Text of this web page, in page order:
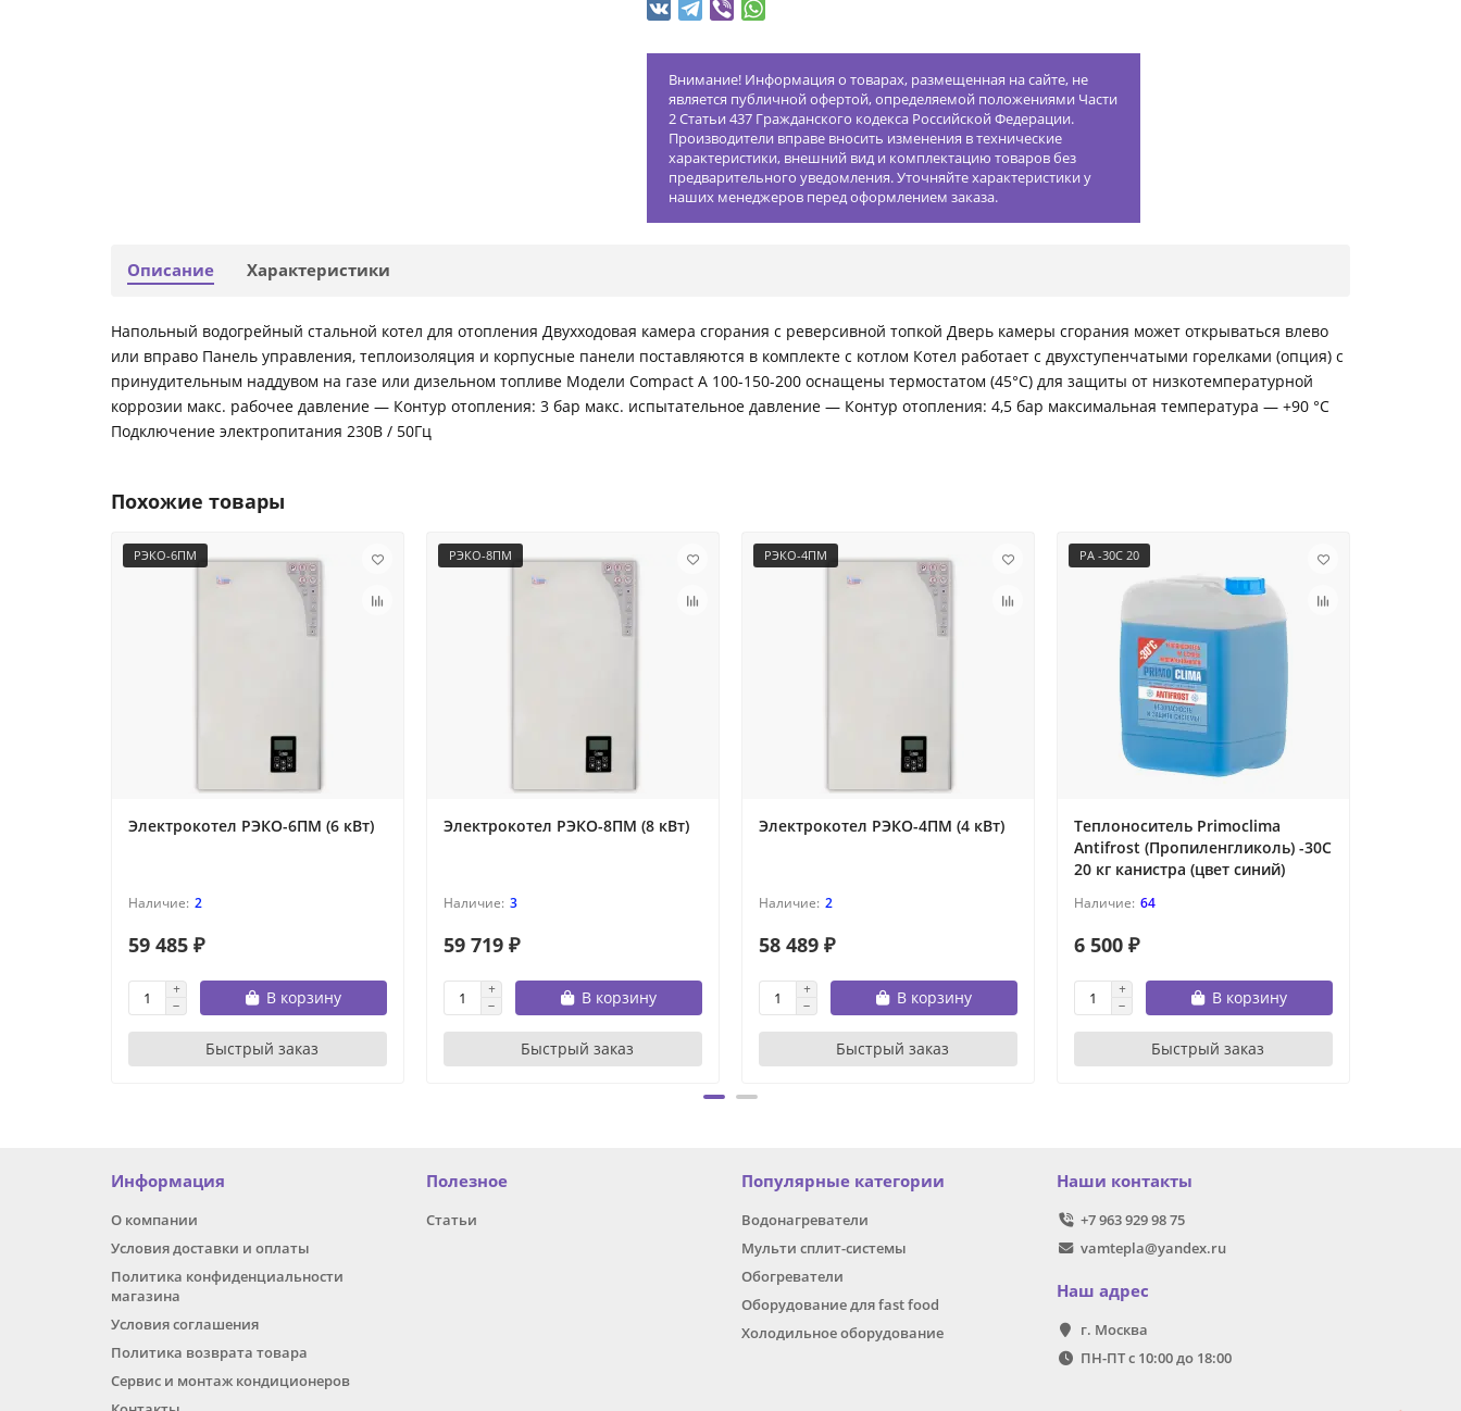
Внимание! Информация о товарах, размещенная на сайте, не
является публичной офертой, определяемой положениями Части
2 Статьи 437 Гражданского кодекса Российской Федерации.
Производители вправе вносить изменения в технические
характеристики, внешний вид и комплектацию товаров без
предварительного уведомления. Уточняйте характеристики у
наших менеджеров перед оформлением заказа.
Описание Характеристики
Напольный водогрейный стальной котел для отопления Двухходовая камера сгорания с реверсивной топкой Дверь камеры сгорания может открываться влево
или вправо Панель управления, теплоизоляция и корпусные панели поставляются в комплекте с котлом Котел работает c двухступенчатыми горелками (опция) с
принудительным наддувом на газе или дизельном топливе Модели Compact A 100-150-200 оснащены термостатом (45°С) для защиты от низкотемпературной
коррозии макс. рабочее давление — Контур отопления: 3 бар макс. испытательное давление — Контур отопления: 4,5 бар максимальная температура — +90 °C
Подключение электропитания 230В / 50Гц
Похожие товары
РЭКО-6ПМ
Электрокотел РЭКО-6ПМ (6 кВт)
2
59 485 ₽
В корзину
Быстрый заказ
РЭКО-8ПМ
Электрокотел РЭКО-8ПМ (8 кВт)
3
59 719 ₽
В корзину
Быстрый заказ
РЭКО-4ПМ
Электрокотел РЭКО-4ПМ (4 кВт)
2
58 489 ₽
В корзину
Быстрый заказ
PA -30C 20
Теплоноситель Primoclima
Antifrost (Пропиленгликоль) -30C
20 кг канистра (цвет синий)
64
6 500 ₽
В корзину
Быстрый заказ
Информация
О компании
Условия доставки и оплаты
Политика конфиденциальности
магазина
Условия соглашения
Политика возврата товара
Сервис и монтаж кондиционеров
Полезное
Статьи
Популярные категории
Водонагреватели
Мульти сплит-системы
Обогреватели
Оборудование для fast food
Холодильное оборудование
Наши контакты
+7 963 929 98 75
vamtepla@yandex.ru
Наш адрес
г. Москва
ПН-ПТ с 10:00 до 18:00